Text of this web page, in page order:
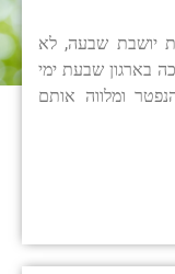
יושבת שבעה, לא
בארגון שבעת ימי
ומלווה אותם